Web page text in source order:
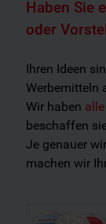
Haben Sie
oder
Ihren Ideen
Werbemitteln
Wir haben
beschaffen
Je genauer
machen wir